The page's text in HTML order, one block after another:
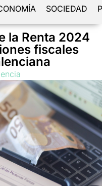
SOCIEDAD
la Renta 2024
fiscales